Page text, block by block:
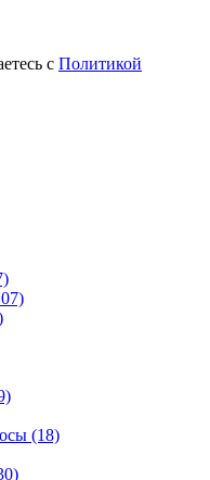
с Политикой
(18)